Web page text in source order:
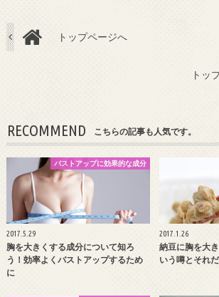
トップページへ
トッ
RECOMMEND こちらの記事も人気です。
バストアップに効果的な成分
2017.5.29
胸を大きくする成分について知ろ
う！効率よくバストアップするため
に
2017.1.26
納豆に胸を大
いう噂とそれ